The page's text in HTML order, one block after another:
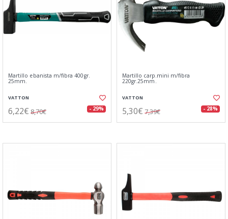
Martillo ebanista m/fibra 400gr.
25mm.
VATTON
6,22€ 8,70€ - 29%
Martillo carp.mini m/fibra
220gr.25mm.
VATTON
5,30€ 7,39€ - 28%